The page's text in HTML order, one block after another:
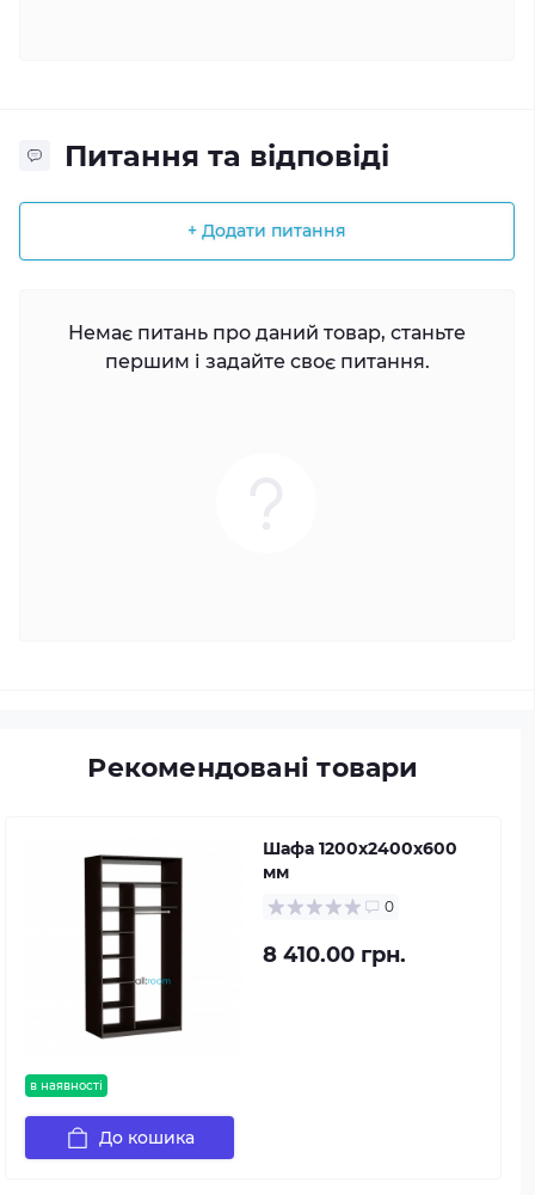
Питання та відповіді
+ Додати питання
Немає питань про даний товар, станьте
першим і задайте своє питання.
Рекомендовані товари
в наявності
Шафа 1200х2400х600
мм
0
8 410.00 грн.
До кошика